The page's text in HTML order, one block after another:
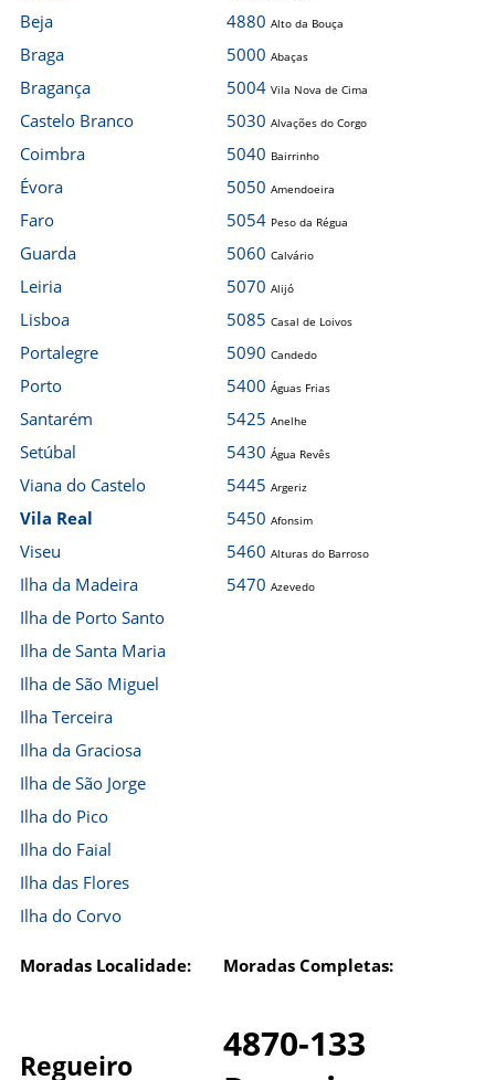
Beja
Braga
Bragança
Castelo Branco
Coimbra
Évora
Faro
Guarda
Leiria
Lisboa
Portalegre
Porto
Santarém
Setúbal
Viana do Castelo
Vila Real
Viseu
Ilha da Madeira
Ilha de Porto Santo
Ilha de Santa Maria
Ilha de São Miguel
Ilha Terceira
Ilha da Graciosa
Ilha de São Jorge
Ilha do Pico
Ilha do Faial
Ilha das Flores
Ilha do Corvo
4880 Alto da Bouça
5000 Abaças
5004 Vila Nova de Cima
5030 Alvações do Corgo
5040 Bairrinho
5050 Amendoeira
5054 Peso da Régua
5060 Calvário
5070 Alijó
5085 Casal de Loivos
5090 Candedo
5400 Águas Frias
5425 Anelhe
5430 Água Revês
5445 Argeriz
5450 Afonsim
5460 Alturas do Barroso
5470 Azevedo
Moradas Localidade: Moradas Completas:
Regueiro
4870-133